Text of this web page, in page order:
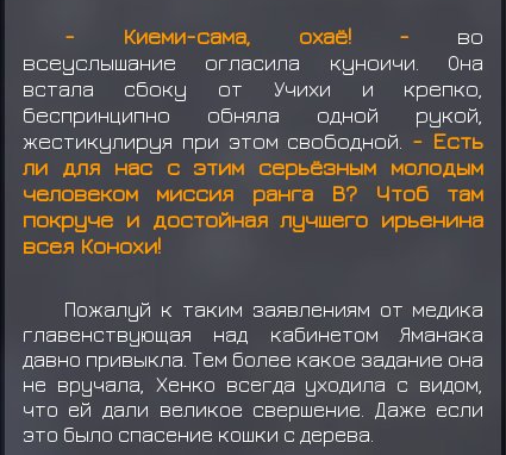
- Киеми-сама, охаё! - во
всеуслышание огласила куноичи. Она
встала сбоку от Учихи и крепко,
беспринципно обняла одной рукой,
жестикулируя при этом свободной. - Есть
ли для нас с этим серьёзным молодым
человеком миссия ранга В? Чтоб там
покруче и достойная лучшего ирьенина
всея Конохи!
Пожалуй к таким заявлениям от медика
главенствующая над кабинетом Яманака
давно привыкла. Тем более какое задание она
не вручала, Хенко всегда уходила с видом,
что ей дали великое свершение. Даже если
это было спасение кошки с дерева.